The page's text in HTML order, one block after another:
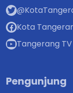
Kota
Tangerang TV
Pengunjung